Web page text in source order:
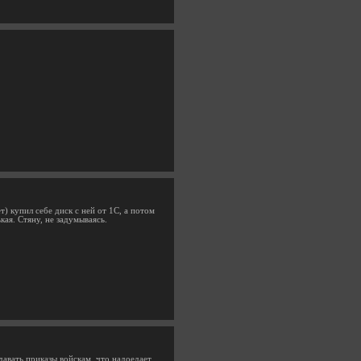
купил себе диск с ней от 1С, а потом
Стяну, не задумываясь.
приказы войскам, что надоедает